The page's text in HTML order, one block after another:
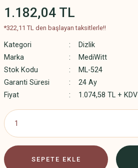
1.182,04 TL
*322,11 TL den başlayan taksitlerle!!
Kategori
Dizlik
Marka
MediWitt
Stok Kodu
ML-524
Garanti Süresi
24 Ay
Fiyat
1.074,58 TL + KDV
SEPETE EKLE